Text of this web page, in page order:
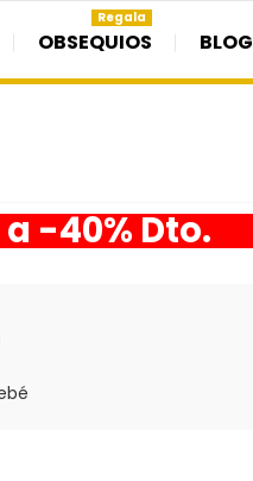
OBSEQUIOS
Regala
BLOG
a -40% Dto.